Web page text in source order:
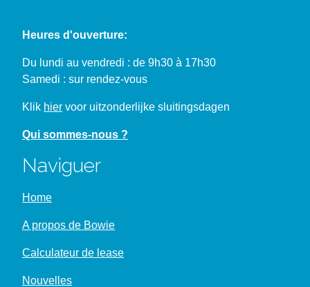
Heures d'ouverture:
Du lundi au vendredi : de 9h30 à 17h30
Samedi : sur rendez-vous
Klik hier voor uitzonderlijke sluitingsdagen
Qui sommes-nous ?
Naviguer
Home
A propos de Bowie
Calculateur de lease
Nouvelles